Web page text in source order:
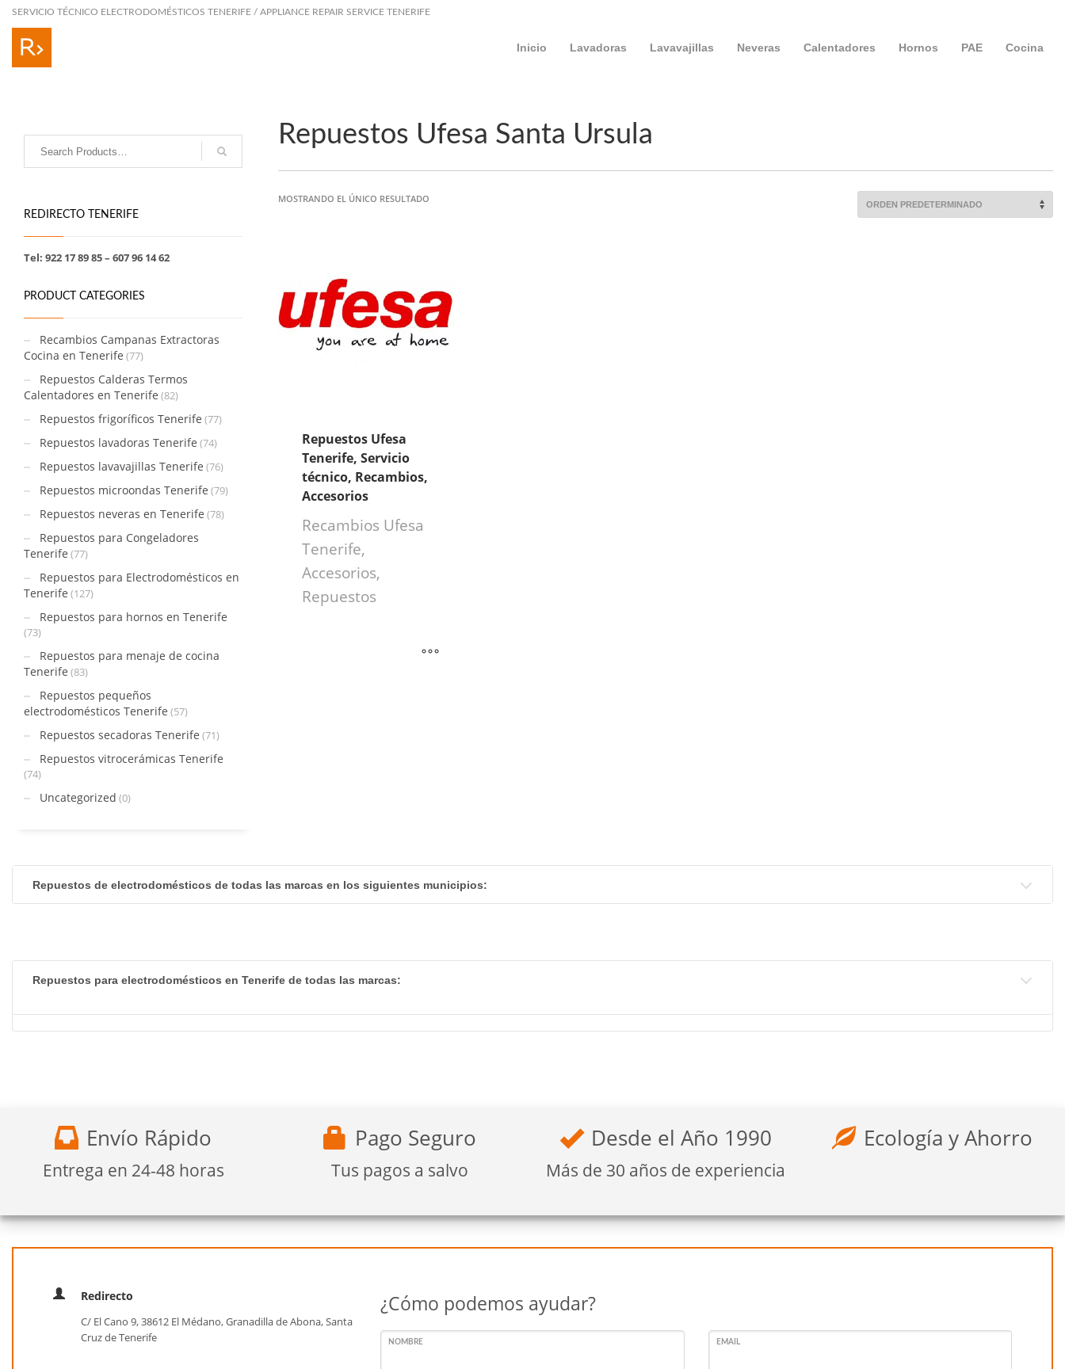
SERVICIO TÉCNICO ELECTRODOMÉSTICOS TENERIFE / APPLIANCE REPAIR SERVICE TENERIFE
Inicio Lavadoras Lavavajillas Neveras Calentadores Hornos PAE Cocina
Repuestos Ufesa Santa Ursula
MOSTRANDO EL ÚNICO RESULTADO
Repuestos Ufesa
Tenerife, Servicio
técnico, Recambios,
Accesorios
Recambios Ufesa
Tenerife,
Accesorios,
Repuestos
REDIRECTO TENERIFE
Tel: 922 17 89 85 – 607 96 14 62
PRODUCT CATEGORIES
Recambios Campanas Extractoras
Cocina en Tenerife (77)
Repuestos Calderas Termos
Calentadores en Tenerife (82)
Repuestos frigoríficos Tenerife (77)
Repuestos lavadoras Tenerife (74)
Repuestos lavavajillas Tenerife (76)
Repuestos microondas Tenerife (79)
Repuestos neveras en Tenerife (78)
Repuestos para Congeladores
Tenerife (77)
Repuestos para Electrodomésticos en
Tenerife (127)
Repuestos para hornos en Tenerife
(73)
Repuestos para menaje de cocina
Tenerife (83)
Repuestos pequeños
electrodomésticos Tenerife (57)
Repuestos secadoras Tenerife (71)
Repuestos vitrocerámicas Tenerife
(74)
Uncategorized (0)
Repuestos de electrodomésticos de todas las marcas en los siguientes municipios:
Repuestos para electrodomésticos en Tenerife de todas las marcas:
Envío Rápido
Entrega en 24-48 horas
Pago Seguro
Tus pagos a salvo
Desde el Año 1990
Más de 30 años de experiencia
Ecología y Ahorro
Redirecto
C/ El Cano 9, 38612 El Médano, Granadilla de Abona, Santa
Cruz de Tenerife
¿Cómo podemos ayudar?
NOMBRE EMAIL